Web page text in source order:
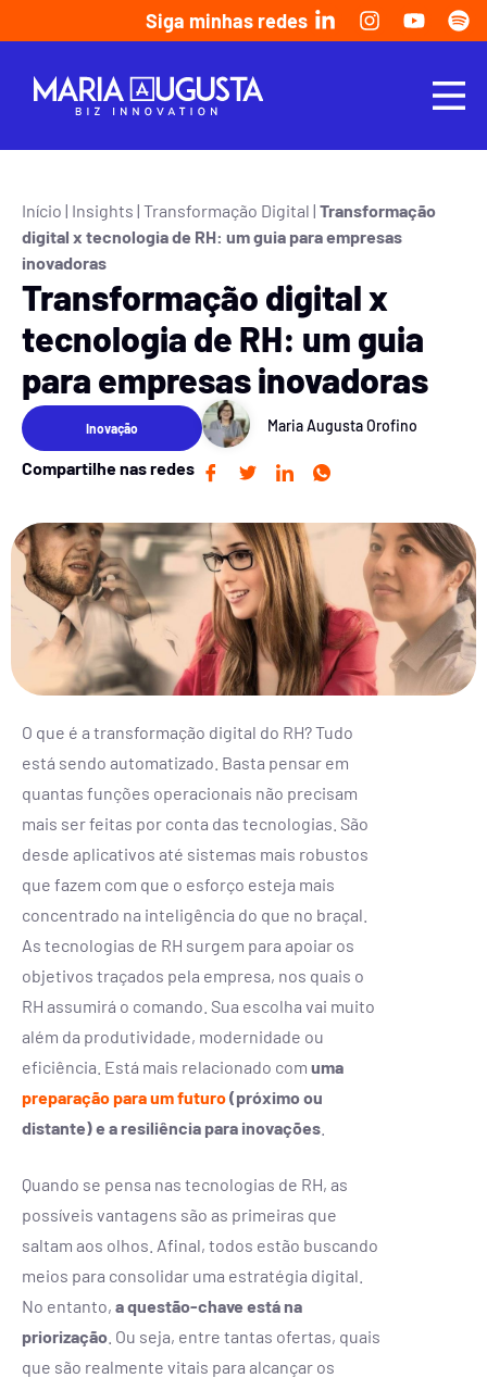
Siga minhas redes
Início | Insights | Transformação Digital | Transformação
digital x tecnologia de RH: um guia para empresas
inovadoras
Transformação digital x
tecnologia de RH: um guia
para empresas inovadoras
Inovação Maria Augusta Orofino
Compartilhe nas redes
O que é a transformação digital do RH? Tudo
está sendo automatizado. Basta pensar em
quantas funções operacionais não precisam
mais ser feitas por conta das tecnologias. São
desde aplicativos até sistemas mais robustos
que fazem com que o esforço esteja mais
concentrado na inteligência do que no braçal.
As tecnologias de RH surgem para apoiar os
objetivos traçados pela empresa, nos quais o
RH assumirá o comando. Sua escolha vai muito
além da produtividade, modernidade ou
eficiência. Está mais relacionado com uma
preparação para um futuro(próximo ou
distante) e a resiliência para inovações
Quando se pensa nas tecnologias de RH, as
possíveis vantagens são as primeiras que
saltam aos olhos. Afinal, todos estão buscando
meios para consolidar uma estratégia digital.
No entanto, a questão-chave está na
priorização . Ou seja, entre tantas ofertas, quais
que são realmente vitais para alcançar os